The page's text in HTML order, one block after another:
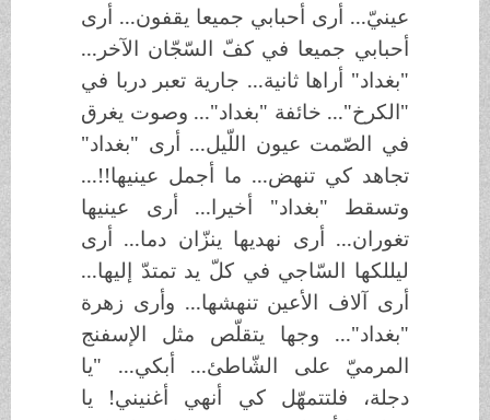
عينيّ... أرى أحبابي جميعا يقفون... أرى
أحبابي جميعا في كفّ السّجّان الآخر...
"بغداد" أراها ثانية... جارية تعبر دربا في
"الكرخ"... خائفة "بغداد"... وصوت يغرق
في الصّمت عيون اللّيل... أرى "بغداد"
تجاهد كي تنهض... ما أجمل عينيها!!...
وتسقط "بغداد" أخيرا... أرى عينيها
تغوران... أرى نهديها ينزّان دما... أرى
ليللكها السّاجي في كلّ يد تمتدّ إليها...
أرى آلاف الأعين تنهشها... وأرى زهرة
"بغداد"... وجها يتقلّص مثل الإسفنج
المرميّ على الشّاطئ... أبكي... "يا
دجلة، فلتتمهّل كي أنهي أغنيني! يا